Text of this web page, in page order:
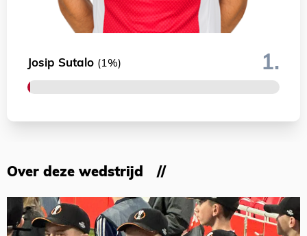
Josip Sutalo (1%) 1.
Over deze wedstrijd